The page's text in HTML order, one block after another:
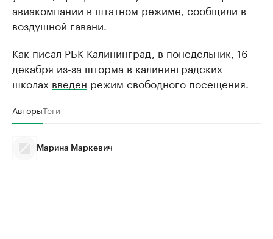
авиакомпании в штатном режиме, сообщили в
воздушной гавани.
Как писал РБК Калининград, в понедельник, 16
декабря из-за шторма в калининградских
школах введен режим свободного посещения.
АвторыТеги
Марина Маркевич